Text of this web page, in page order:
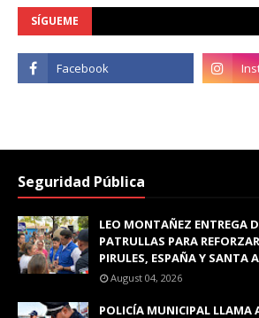
SÍGUEME
Seguridad Pública
LEO MONTAÑEZ ENTREGA
PATRULLAS PARA
PIRULES, ESPAÑA Y SANTA
August 04, 2026
POLICÍA MUNICIPAL LLAMA